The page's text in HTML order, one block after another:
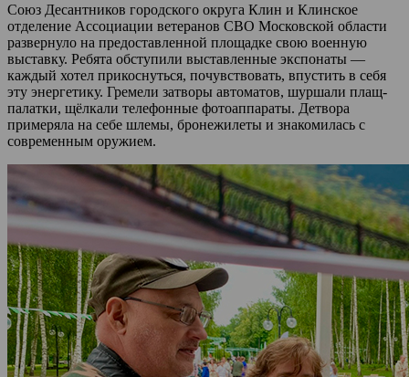
Союз Десантников городского округа Клин и Клинское
отделение Ассоциации ветеранов СВО Московской области
развернуло на предоставленной площадке свою военную
выставку. Ребята обступили выставленные экспонаты —
каждый хотел прикоснуться, почувствовать, впустить в себя
эту энергетику. Гремели затворы автоматов, шуршали плащ-
палатки, щёлкали телефонные фотоаппараты. Детвора
примеряла на себе шлемы, бронежилеты и знакомилась с
современным оружием.